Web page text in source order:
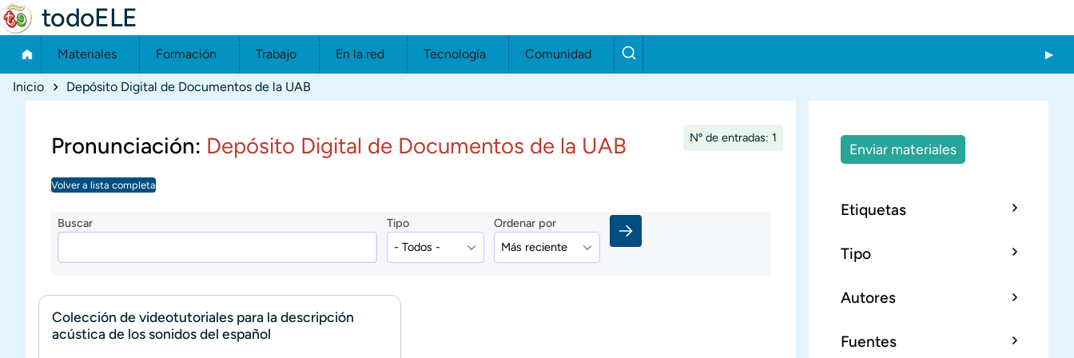
todoELE
Materiales Formación Trabajo En la red Tecnología Comunidad
Ruta de navegación
Inicio Depósito Digital de Documentos de la UAB
Pronunciación: Depósito Digital de Documentos de la UAB Nº de entradas: 1
Volver a lista completa
Buscar Tipo Ordenar por
Colección de videotutoriales para la descripción
acústica de los sonidos del español
Enviar materiales
Etiquetas
Tipo
Autores
Fuentes